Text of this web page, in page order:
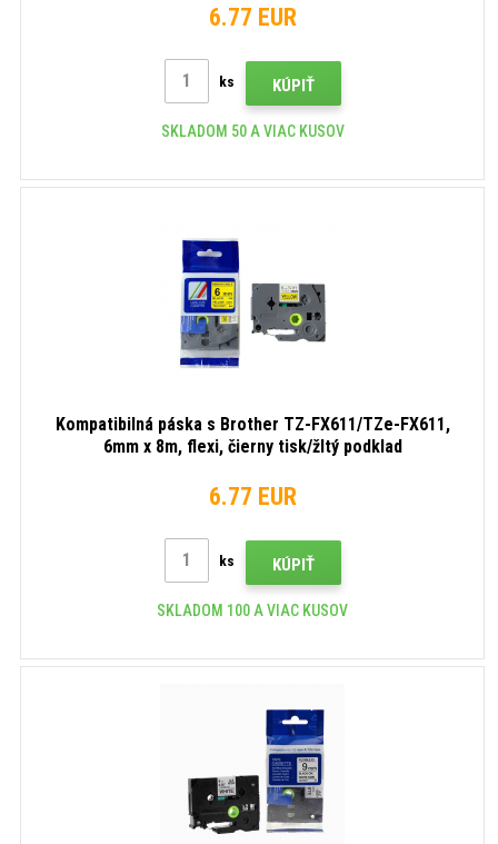
6.77 EUR
ks KÚPIŤ
SKLADOM 50 A VIAC KUSOV
Kompatibilná páska s Brother TZ-FX611/TZe-FX611,
6mm x 8m, flexi, čierny tisk/žltý podklad
6.77 EUR
ks KÚPIŤ
SKLADOM 100 A VIAC KUSOV